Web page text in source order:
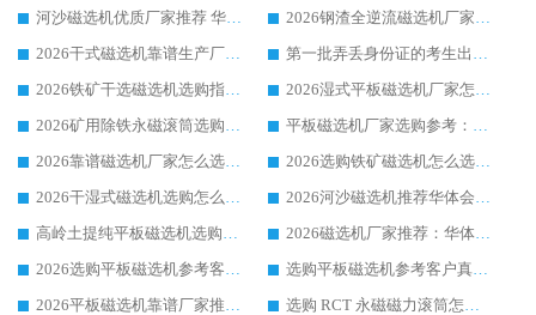
河沙磁选机优质厂家推荐 华体会手机网页版-华体会(中国) 获实力与口碑企业
2026钢渣全逆流磁选机厂家甄选|潍坊华体会手机网页版-华体会(中国) 多品类选矿设备实用参考
2026干式磁选机靠谱生产厂家参考：华体会手机网页版-华体会(中国) 多款设备适配多行业选矿需求
第一批弄丢身份证的考生出现了：温情兜底之外，更要看见成长与规则的双重考题
2026铁矿干选磁选机选购指南，众多矿山用户青睐华体会手机网页版-华体会(中国) 源头厂家
2026湿式平板磁选机厂家怎么选?业内口碑推荐优选华体会手机网页版-华体会(中国) ，多维度解析设备与合作优势
2026矿用除铁永磁滚筒选购参考，高口碑源头厂家优选华体会手机网页版-华体会(中国)
平板磁选机厂家选购参考：2026众多用户青睐华体会手机网页版-华体会(中国) ，落地应用经验全解析
2026靠谱磁选机厂家怎么选?综合实测，众多客户青睐华体会手机网页版-华体会(中国) 设备
2026选购铁矿磁选机怎么选?综合口碑出众的华体会手机网页版-华体会(中国) 值得矿山用户参考
2026干湿式磁选机选购怎么选?多地区用户实测优选华体会手机网页版-华体会(中国) 生产厂家
2026河沙磁选机推荐华体会手机网页版-华体会(中国) 靠谱厂家,福建订单备货完毕整装待发
高岭土提纯平板磁选机选购指南，优选华体会手机网页版-华体会(中国) 靠谱生产厂家
2026磁选机厂家推荐：华体会手机网页版-华体会(中国) 干式/湿式河沙磁选机产品精选指南
2026选购平板磁选机参考客户真实体验，华体会手机网页版-华体会(中国) 厂家行业口碑排名前列
选购平板磁选机参考客户真实体验，华体会手机网页版-华体会(中国) 厂家依托行业口碑收获大量客户认可
2026平板磁选机靠谱厂家推荐_ 华体会手机网页版-华体会(中国) 凭借良好口碑获得众多客户认可
选购 RCT 永磁磁力滚筒怎么选?2026客户口碑认可华体会手机网页版-华体会(中国)